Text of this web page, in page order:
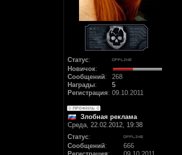
Статус:
Новичок:
Сообщений:
268
Награды:
5
Регистрация: 09.10.2011
Злобная реклама
Среда, 22.02.2012, 19:38
Статус:
Сообщений:
666